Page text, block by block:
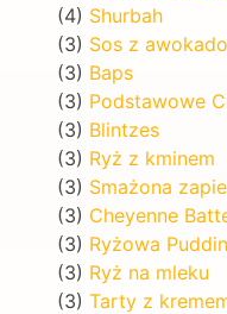
(4) Shurbah
(3) Sos z
(3) Baps
(3) Podstawowe
(3) Blintzes
(3) Ryż z kminem
(3) Smażona
(3) Cheyenne
(3) Ryżowa
(3) Ryż na mleku
(3) Tarty z